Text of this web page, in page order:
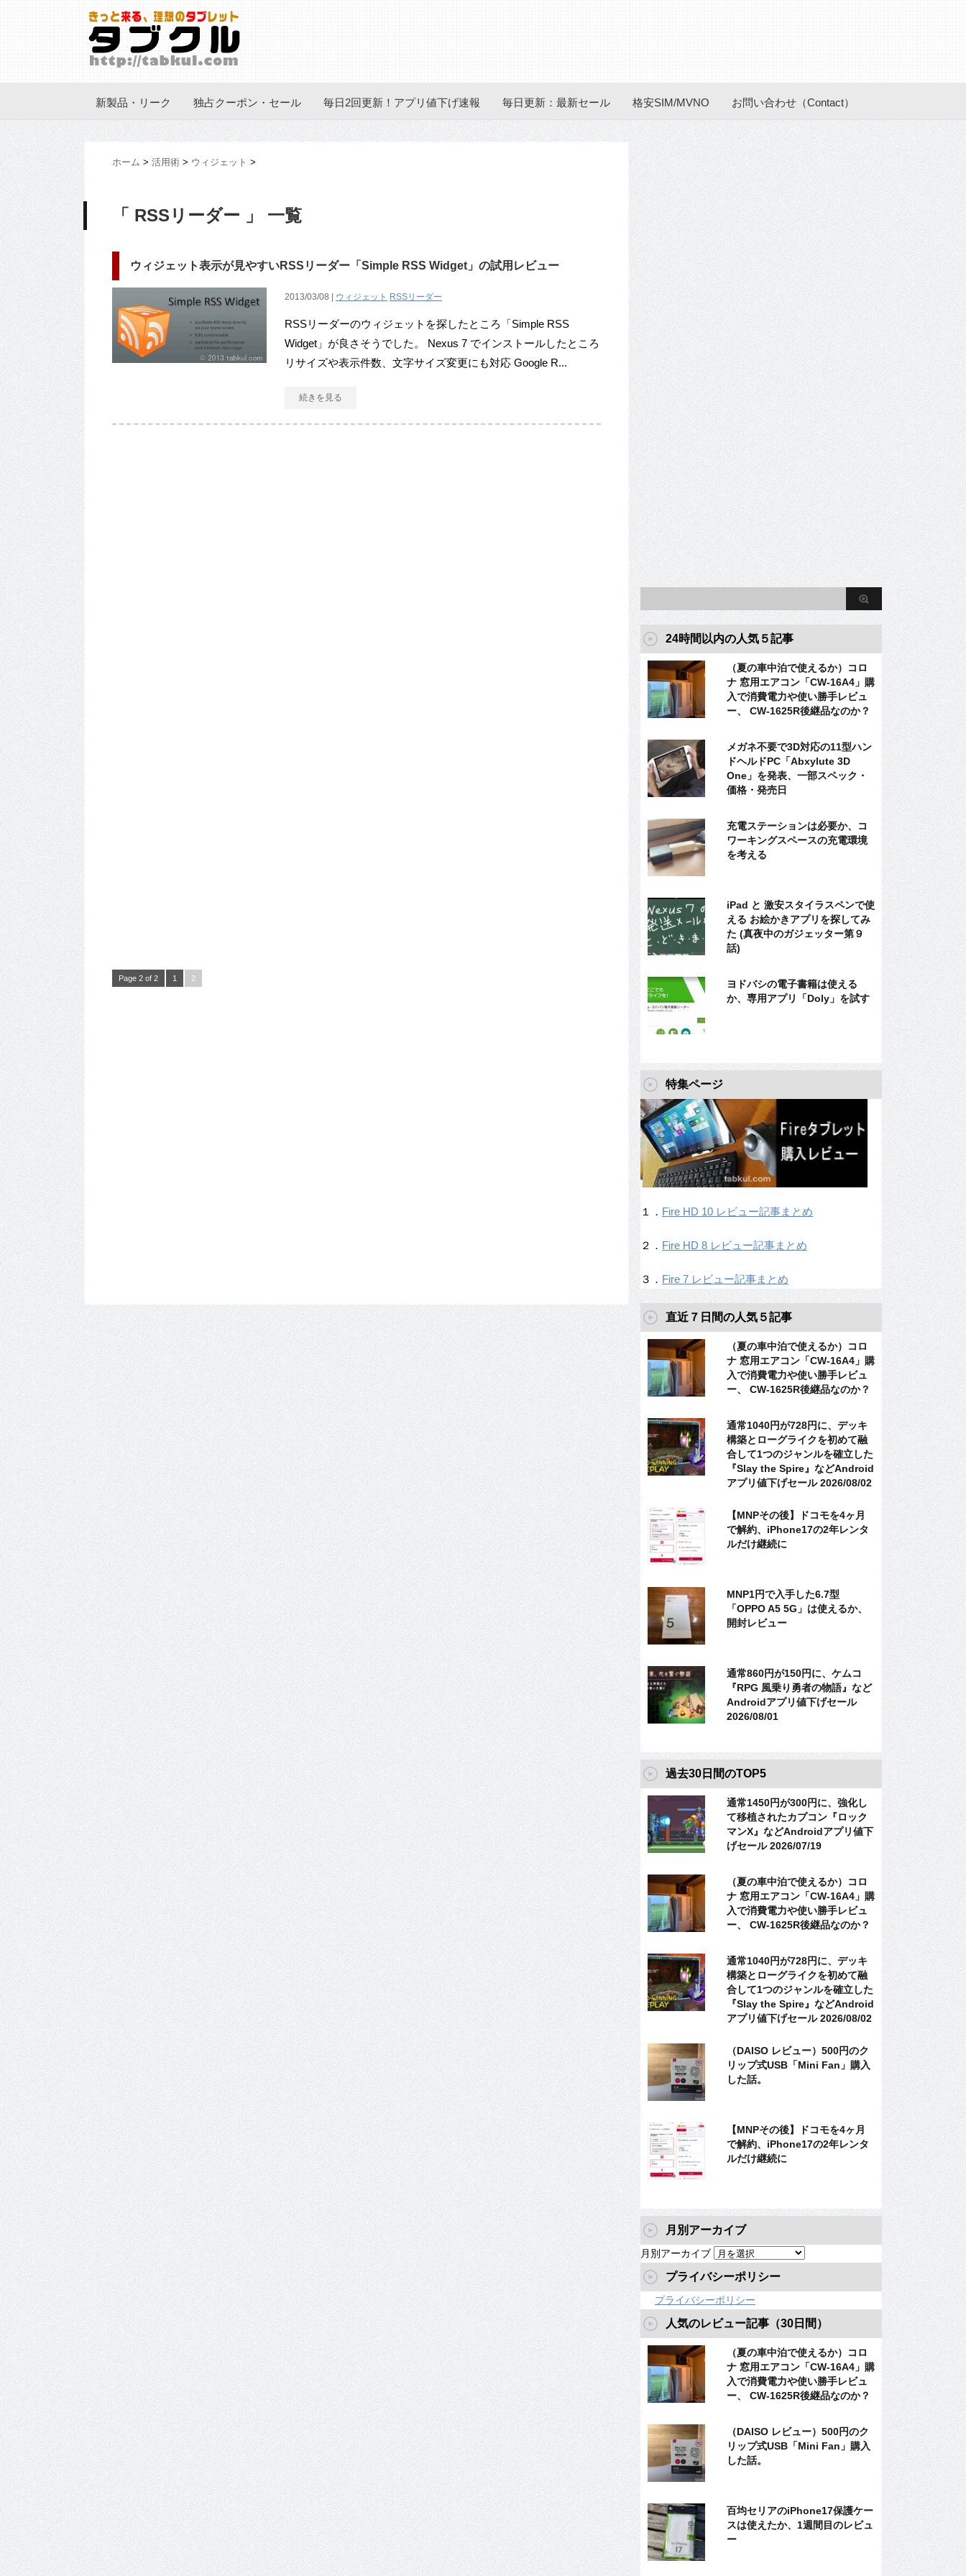
新製品・リーク 独占クーポン・セール 毎日2回更新！アプリ値下げ速報 毎日更新：最新セール 格安SIM/MVNO お問い合わせ（Contact）
ホーム > 活用術 > ウィジェット >
「 RSSリーダー 」 一覧
ウィジェット表示が見やすいRSSリーダー「Simple RSS Widget」の試用レビュー
2013/03/08 | ウィジェット RSSリーダー
RSSリーダーのウィジェットを探したところ「Simple RSS
Widget」が良さそうでした。 Nexus 7 でインストールしたところ
リサイズや表示件数、文字サイズ変更にも対応 Google R...
続きを見る
Page 2 of 2 1 2
24時間以内の人気５記事
（夏の車中泊で使えるか）コロ
ナ 窓用エアコン「CW-16A4」購
入で消費電力や使い勝手レビュ
ー、 CW-1625R後継品なのか？
メガネ不要で3D対応の11型ハン
ドヘルドPC「Abxylute 3D
One」を発表、一部スペック・
価格・発売日
充電ステーションは必要か、コ
ワーキングスペースの充電環境
を考える
iPad と 激安スタイラスペンで使
える お絵かきアプリを探してみ
た (真夜中のガジェッター第９
話)
ヨドバシの電子書籍は使える
か、専用アプリ「Doly」を試す
特集ページ
１． Fire HD 10 レビュー記事まとめ
２． Fire HD 8 レビュー記事まとめ
３． Fire 7 レビュー記事まとめ
直近７日間の人気５記事
（夏の車中泊で使えるか）コロ
ナ 窓用エアコン「CW-16A4」購
入で消費電力や使い勝手レビュ
ー、 CW-1625R後継品なのか？
通常1040円が728円に、デッキ
構築とローグライクを初めて融
合して1つのジャンルを確立した
『Slay the Spire』などAndroid
アプリ値下げセール 2026/08/02
【MNPその後】ドコモを4ヶ月
で解約、iPhone17の2年レンタ
ルだけ継続に
MNP1円で入手した6.7型
「OPPO A5 5G」は使えるか、
開封レビュー
通常860円が150円に、ケムコ
『RPG 風乗り勇者の物語』など
Androidアプリ値下げセール
2026/08/01
過去30日間のTOP5
通常1450円が300円に、強化し
て移植されたカプコン『ロック
マンX』などAndroidアプリ値下
げセール 2026/07/19
（夏の車中泊で使えるか）コロ
ナ 窓用エアコン「CW-16A4」購
入で消費電力や使い勝手レビュ
ー、 CW-1625R後継品なのか？
通常1040円が728円に、デッキ
構築とローグライクを初めて融
合して1つのジャンルを確立した
『Slay the Spire』などAndroid
アプリ値下げセール 2026/08/02
（DAISO レビュー）500円のク
リップ式USB「Mini Fan」購入
した話。
【MNPその後】ドコモを4ヶ月
で解約、iPhone17の2年レンタ
ルだけ継続に
月別アーカイブ
月別アーカイブ
プライバシーポリシー
プライバシーポリシー
人気のレビュー記事（30日間）
（夏の車中泊で使えるか）コロ
ナ 窓用エアコン「CW-16A4」購
入で消費電力や使い勝手レビュ
ー、 CW-1625R後継品なのか？
（DAISO レビュー）500円のク
リップ式USB「Mini Fan」購入
した話。
百均セリアのiPhone17保護ケー
スは使えたか、1週間目のレビュ
ー